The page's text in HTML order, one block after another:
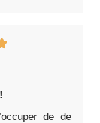
de de